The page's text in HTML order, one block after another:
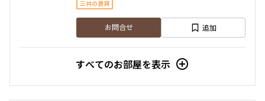
三井の賃貸
お問合せ 追加
すべてのお部屋を表示